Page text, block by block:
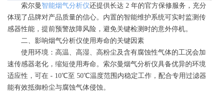
索尔曼 智能烟气分析仪还提供长达 2 年的官方保修服务，充分
体现了品牌对产品质量的信心。内置的智能维护系统可实时监测传
感器性能，提前预警故障风险，避免关键检测时的意外停机。
二、影响烟气分析仪使用寿命的关键因素
使用环境：高温、高湿、高粉尘及含有腐蚀性气体的工况会加
速传感器老化，缩短使用寿命。索尔曼烟气分析仪具备优异的环境
适应性，可在 - 10℃至 50℃温度范围内稳定工作，配合专用过滤器
能有效抵御粉尘与腐蚀气体侵蚀。